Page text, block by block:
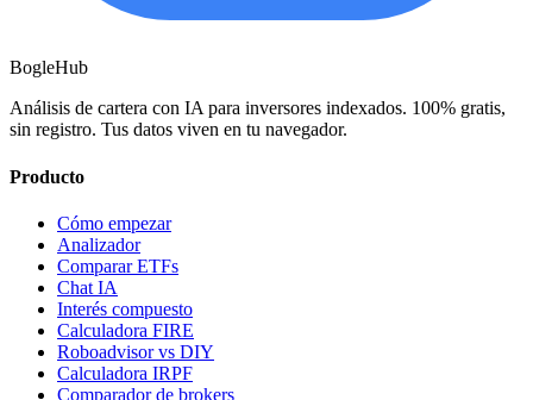
BogleHub
Análisis de cartera con IA para inversores indexados. 100% gratis,
sin registro. Tus datos viven en tu navegador.
Producto
Cómo empezar
Analizador
Comparar ETFs
Chat IA
Interés compuesto
Calculadora FIRE
Roboadvisor vs DIY
Calculadora IRPF
Comparador de brokers